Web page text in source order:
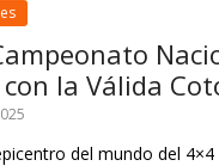
la Válida
del mundo del 4×4